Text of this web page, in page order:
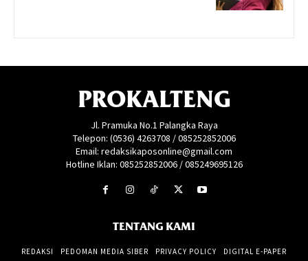
PROKALTENG
Jl. Pramuka No.1 Palangka Raya
Telepon: (0536) 4263708 / 085252852006
Email: redaksikaposonline@gmail.com
Hotline Iklan: 085252852006 / 085249695126
TENTANG KAMI
REDAKSI PEDOMAN MEDIA SIBER PRIVACY POLICY DIGITAL E-PAPER